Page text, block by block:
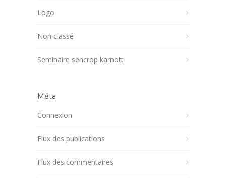
Logo
Non classé
Seminaire sencrop karnott
Méta
Connexion
Flux des publications
Flux des commentaires